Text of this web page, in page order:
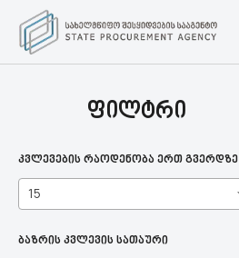
ფილტრი
კვლევების რაოდენობა ერთ გვერდზე
15
ბაზრის კვლევის სათაური